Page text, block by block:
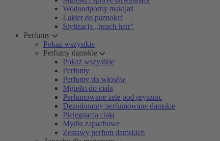
Wodoodporny makijaż
Lakier do paznokci
Stylizacja „beach hair”
Perfumy
Pokaż wszystkie
Perfumy damskie
Pokaż wszystkie
Perfumy
Perfumy do włosów
Mgiełki do ciała
Perfumowane żele pod prysznic
Dezodoranty perfumowane damskie
Pielęgnacja ciała
Mydła zapachowe
Zestawy perfum damskich